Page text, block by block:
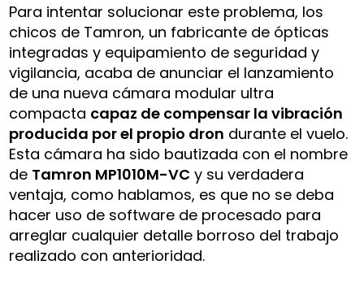
Para intentar solucionar este problema, los
chicos de Tamron, un fabricante de ópticas
integradas y equipamiento de seguridad y
vigilancia, acaba de anunciar el lanzamiento
de una nueva cámara modular ultra
compacta capaz de compensar la vibración
producida por el propio dron durante el vuelo.
Esta cámara ha sido bautizada con el nombre
de Tamron MP1010M-VC y su verdadera
ventaja, como hablamos, es que no se deba
hacer uso de software de procesado para
arreglar cualquier detalle borroso del trabajo
realizado con anterioridad.